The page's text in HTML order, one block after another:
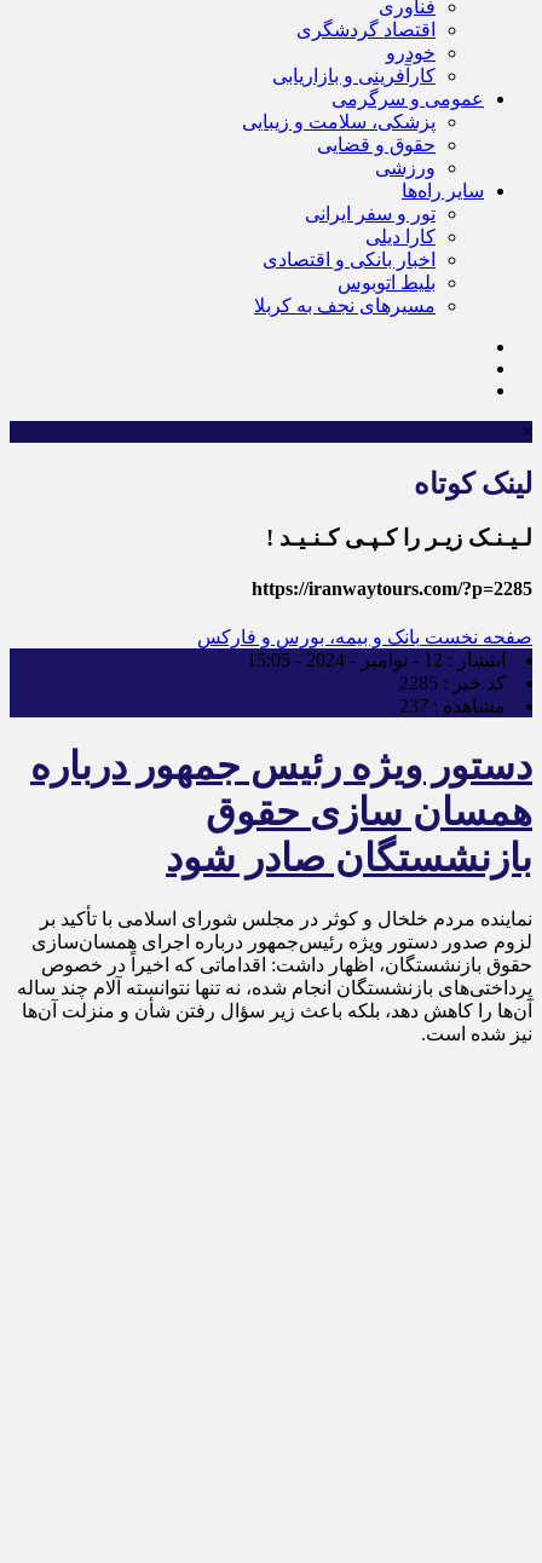
فناوری
اقتصاد گردشگری
خودرو
کارآفرینی و بازاریابی
عمومی و سرگرمی
پزشکی، سلامت و زیبایی
حقوق و قضایی
ورزشی
سایر راه‌ها
تور و سفر ایرانی
کارا دیلی
اخبار بانکی و اقتصادی
بلیط اتوبوس
مسیرهای نجف به کربلا
×
لینک کوتاه
لـیـنـک زیـر را کـپـی کـنـیـد !
https://iranwaytours.com/?p=2285
صفحه نخست بانک و بیمه، بورس و فارکس
انتشار : 12 - نوامبر - 2024 - 15:05
کد خبر : 2285
مشاهده : 237
دستور ویژه رئیس جمهور درباره
همسان سازی حقوق
بازنشستگان صادر شود
نماینده مردم خلخال و کوثر در مجلس شورای اسلامی با تأکید بر
لزوم صدور دستور ویژه رئیس‌جمهور درباره اجرای همسان‌سازی
حقوق بازنشستگان، اظهار داشت: اقداماتی که اخیراً در خصوص
پرداختی‌های بازنشستگان انجام شده، نه تنها نتوانسته آلام چند ساله
آن‌ها را کاهش دهد، بلکه باعث زیر سؤال رفتن شأن و منزلت آن‌ها
نیز شده است.